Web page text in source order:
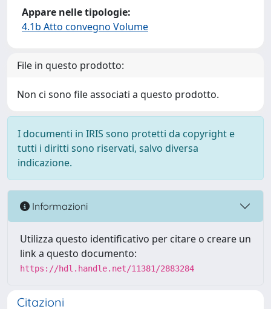
Appare nelle tipologie:
4.1b Atto convegno Volume
File in questo prodotto:
Non ci sono file associati a questo prodotto.
I documenti in IRIS sono protetti da copyright e
tutti i diritti sono riservati, salvo diversa
indicazione.
Informazioni
Utilizza questo identificativo per citare o creare un
link a questo documento:
https://hdl.handle.net/11381/2883284
Citazioni